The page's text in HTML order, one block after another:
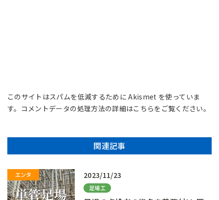
このサイトはスパムを低減するために Akismet を使っていま
す。 コメントデータの処理方法の詳細はこちらをご覧ください。
関連記事
2023/11/23
足場工